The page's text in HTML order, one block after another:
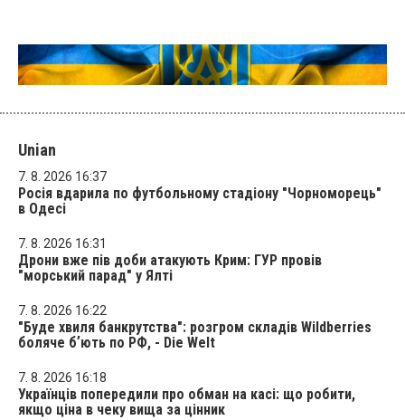
Unian
7. 8. 2026 16:37
Росія вдарила по футбольному стадіону "Чорноморець"
в Одесі
7. 8. 2026 16:31
Дрони вже пів доби атакують Крим: ГУР провів
"морський парад" у Ялті
7. 8. 2026 16:22
"Буде хвиля банкрутства": розгром складів Wildberries
боляче бʼють по РФ, - Die Welt
7. 8. 2026 16:18
Українців попередили про обман на касі: що робити,
якщо ціна в чеку вища за цінник